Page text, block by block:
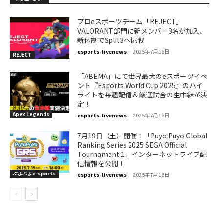
REJECT
プロeスポーツチーム「REJECT」
VALORANT部門に新メンバー3名が加入、
新体制でSplit3へ挑戦
esports-livenews - 2025年7月16日
Apex Legends
「ABEMA」にて世界最大のeスポーツイベ
ント『Esports World Cup 2025』のハイ
ライトを毎週配信＆厳選試合の生中継が決
定！
esports-livenews - 2025年7月16日
ぷよぷよe-sports
7月19日（土）開催！「Puyo Puyo Global
Ranking Series 2025 SEGA Official
Tournament 1」インターネットライブ配
信情報を公開！
esports-livenews - 2025年7月16日